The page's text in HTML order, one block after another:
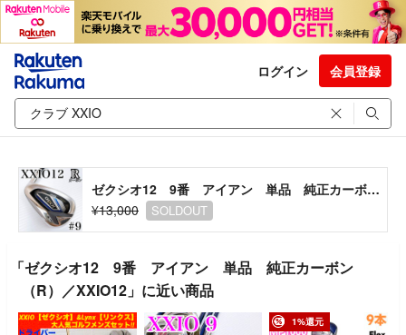
ログイン 会員登録
ゼクシオ12 9番 アイアン 単品 純正カーボン（R）／XXIO12
¥13,000
SOLDOUT
「ゼクシオ12 9番 アイアン 単品 純正カーボン
（R）／XXIO12」に近い商品
1%還元